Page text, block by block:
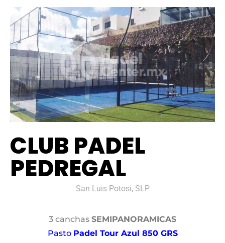
CLUB PADEL
PEDREGAL
San Luis Potosi, SLP
3 canchas SEMIPANORAMICAS
Pasto Padel Tour Azul 850 GRS